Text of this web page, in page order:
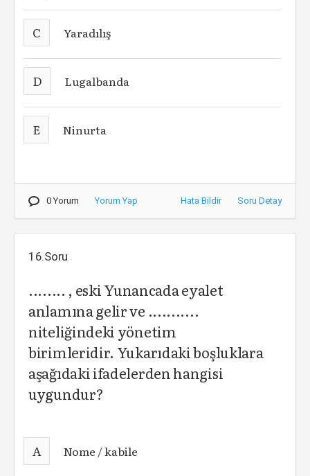
C Yaradılış
D Lugalbanda
E Ninurta
0 Yorum Yorum Yap Hata Bildir Soru Detay
16.Soru
........ , eski Yunancada eyalet
anlamına gelir ve ...........
niteliğindeki yönetim
birimleridir. Yukarıdaki boşluklara
aşağıdaki ifadelerden hangisi
uygundur?
A Nome / kabile